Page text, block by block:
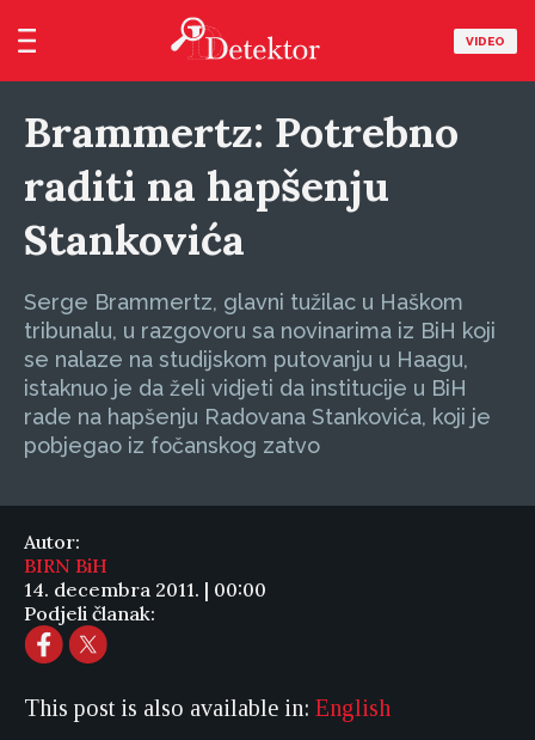
VIDEO
Brammertz: Potrebno
raditi na hapšenju
Stankovića
Serge Brammertz, glavni tužilac u Haškom
tribunalu, u razgovoru sa novinarima iz BiH koji
se nalaze na studijskom putovanju u Haagu,
istaknuo je da želi vidjeti da institucije u BiH
rade na hapšenju Radovana Stankovića, koji je
pobjegao iz fočanskog zatvo
Autor:
BIRN BiH
14. decembra 2011. | 00:00
Podjeli članak:
This post is also available in: English